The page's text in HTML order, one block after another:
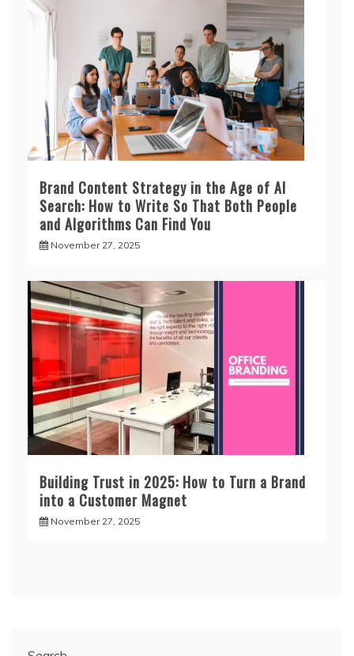
Brand Content Strategy in the Age of AI
Search: How to Write So That Both People
and Algorithms Can Find You
November 27, 2025
Building Trust in 2025: How to Turn a Brand
into a Customer Magnet
November 27, 2025